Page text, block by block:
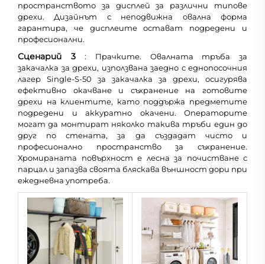
пространството за дисплей за различни типове
дрехи. Дизайнът с неподвижна овална форма
гарантира, че дисплеите остават подредени и
професионални.
Сценарий 3: Прачките. Овалната тръба за
закачалка за дрехи, използвана заедно с еднопосочния
лагер Single-S-50 за закачалка за дрехи, осигурява
ефективно окачване и съхранение на готовите
дрехи на клиентите, като поддържа предметите
подредени и аккуратно окачени. Операторите
могат да монтират няколко такива тръби един до
друг по стената, за да създадат чисто и
професионално пространство за съхранение.
Хромираната повърхност е лесна за почистване с
парцал и запазва своята бляскава външност дори при
ежедневна употреба.